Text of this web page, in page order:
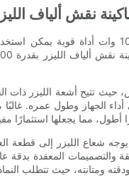
نقش ألياف الليزر
أحدثت تقنية النقش بالليزر الليفي ثورة في صناعة النقش، حيث توفر دقة عالية وسرعة
المعالجة للنقاش، حيث تتيح أشعة
الجهاز وطول عمره. غالبًا
شعاع الليزر إلى قطعة
المعقدة بدقة